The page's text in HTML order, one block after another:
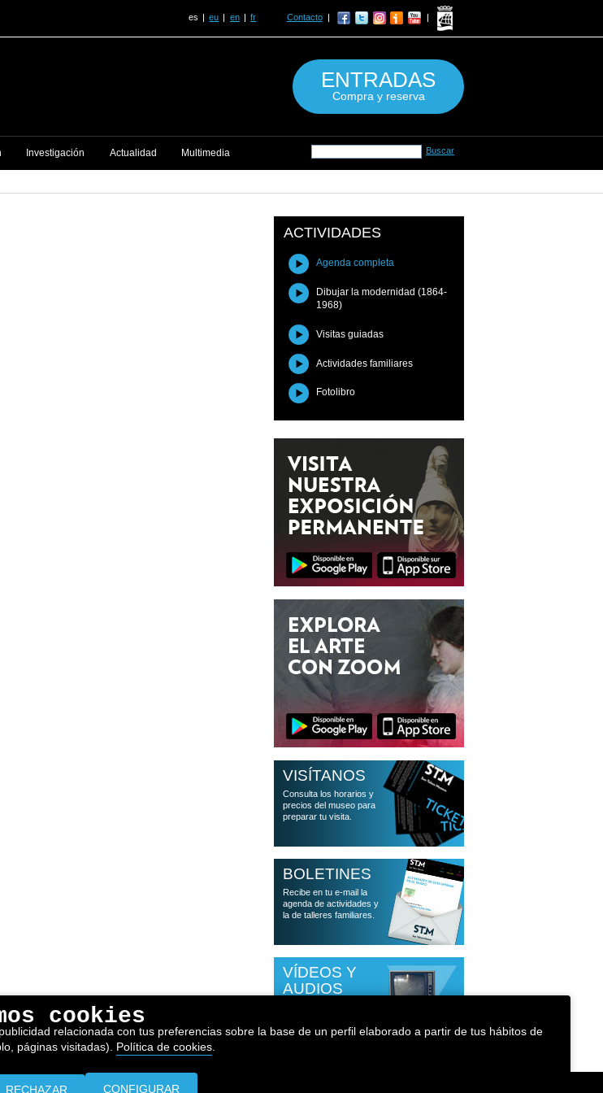
ACTIVIDADES
Agenda completa
Dibujar la modernidad (1864-
1968)
Visitas guiadas
Actividades familiares
Fotolibro
VISÍTANOS
Consulta los horarios y
precios del museo para
preparar tu visita.
BOLETINES
Recibe en tu e-mail la
agenda de actividades y
la de talleres familiares.
VÍDEOS Y
AUDIOS
pasado por el museo
es eu en fr Contacto
ENTRADAS
Compra y reserva
Investigación Actualidad Multimedia
cookies
relacionada con tus preferencias sobre la base de un perfil elaborado a partir de tus hábitos de
páginas visitadas). Política de cookies.
CONFIGURAR
RECHAZAR